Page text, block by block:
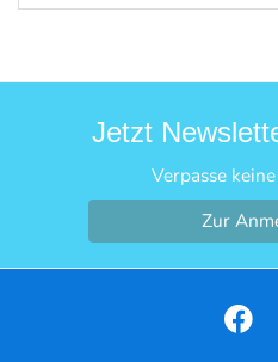
Jetzt
Verpasse
Zur